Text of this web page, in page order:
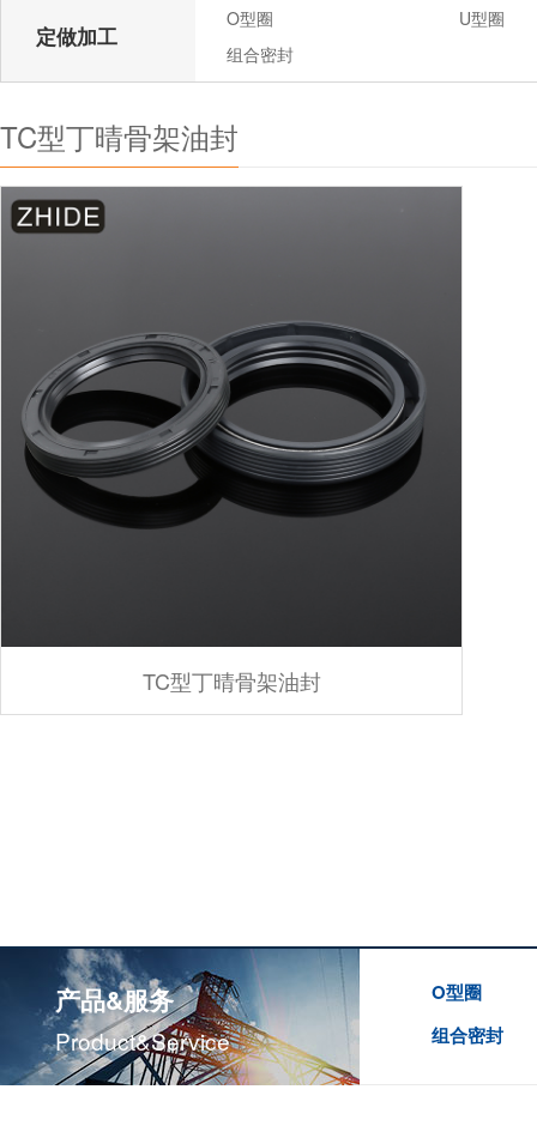
定做加工
O型圈
U型圈
组合密封
TC型丁晴骨架油封
TC型丁晴骨架油封
产品&服务
Product&service
O型圈
组合密封